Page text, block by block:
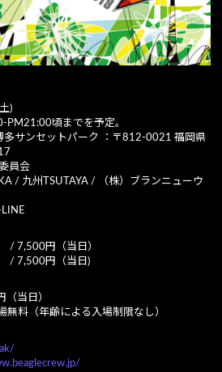
)
頃までを予定。
多サンセットパーク ：〒812-0021 福岡県
員会
/ 九州TSUTAYA / （株）ブランニューウ
/ 7,500円（当日）
/ 7,500円（当日)
当日）
料（年齢による入場制限なし）